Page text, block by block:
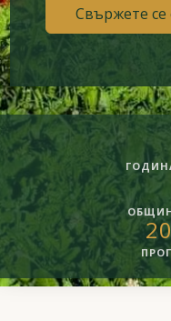
Свържете се